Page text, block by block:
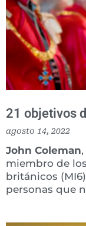
21 objetivos
agosto 14, 2022
John Coleman
miembro de
británicos
personas que